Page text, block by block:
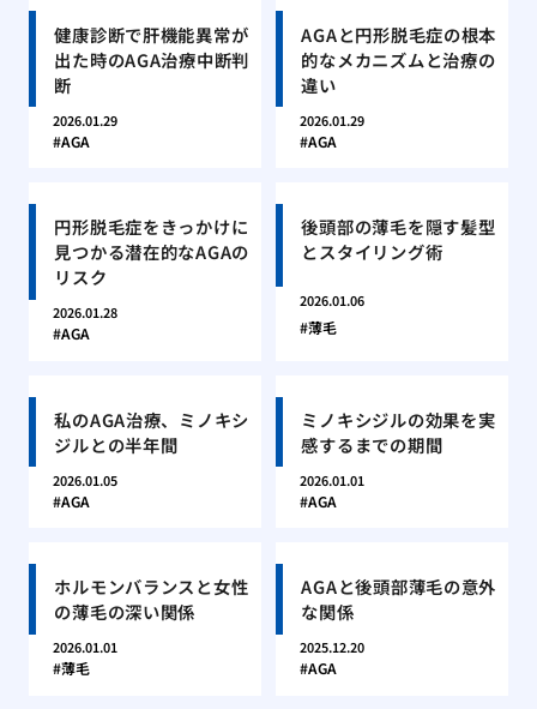
健康診断で肝機能異常が
出た時のAGA治療中断判
断
2026.01.29
AGA
AGAと円形脱毛症の根本
的なメカニズムと治療の
違い
2026.01.29
AGA
円形脱毛症をきっかけに
見つかる潜在的なAGAの
リスク
2026.01.28
AGA
後頭部の薄毛を隠す髪型
とスタイリング術
2026.01.06
薄毛
私のAGA治療、ミノキシ
ジルとの半年間
2026.01.05
AGA
ミノキシジルの効果を実
感するまでの期間
2026.01.01
AGA
ホルモンバランスと女性
の薄毛の深い関係
2026.01.01
薄毛
AGAと後頭部薄毛の意外
な関係
2025.12.20
AGA